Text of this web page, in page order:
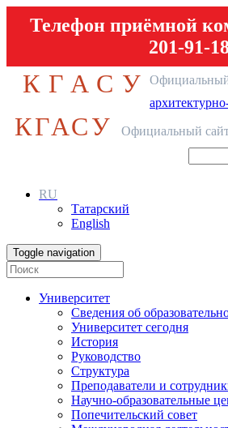
Телефон приёмной
201-91-
КГАСУ
КГАСУ Официальный
RU
Татарский
English
Toggle navigation
Университет
Сведения об
Университет сегодня
История
Руководство
Структура
Преподаватели и
Научно-образовательные
Попечительский совет